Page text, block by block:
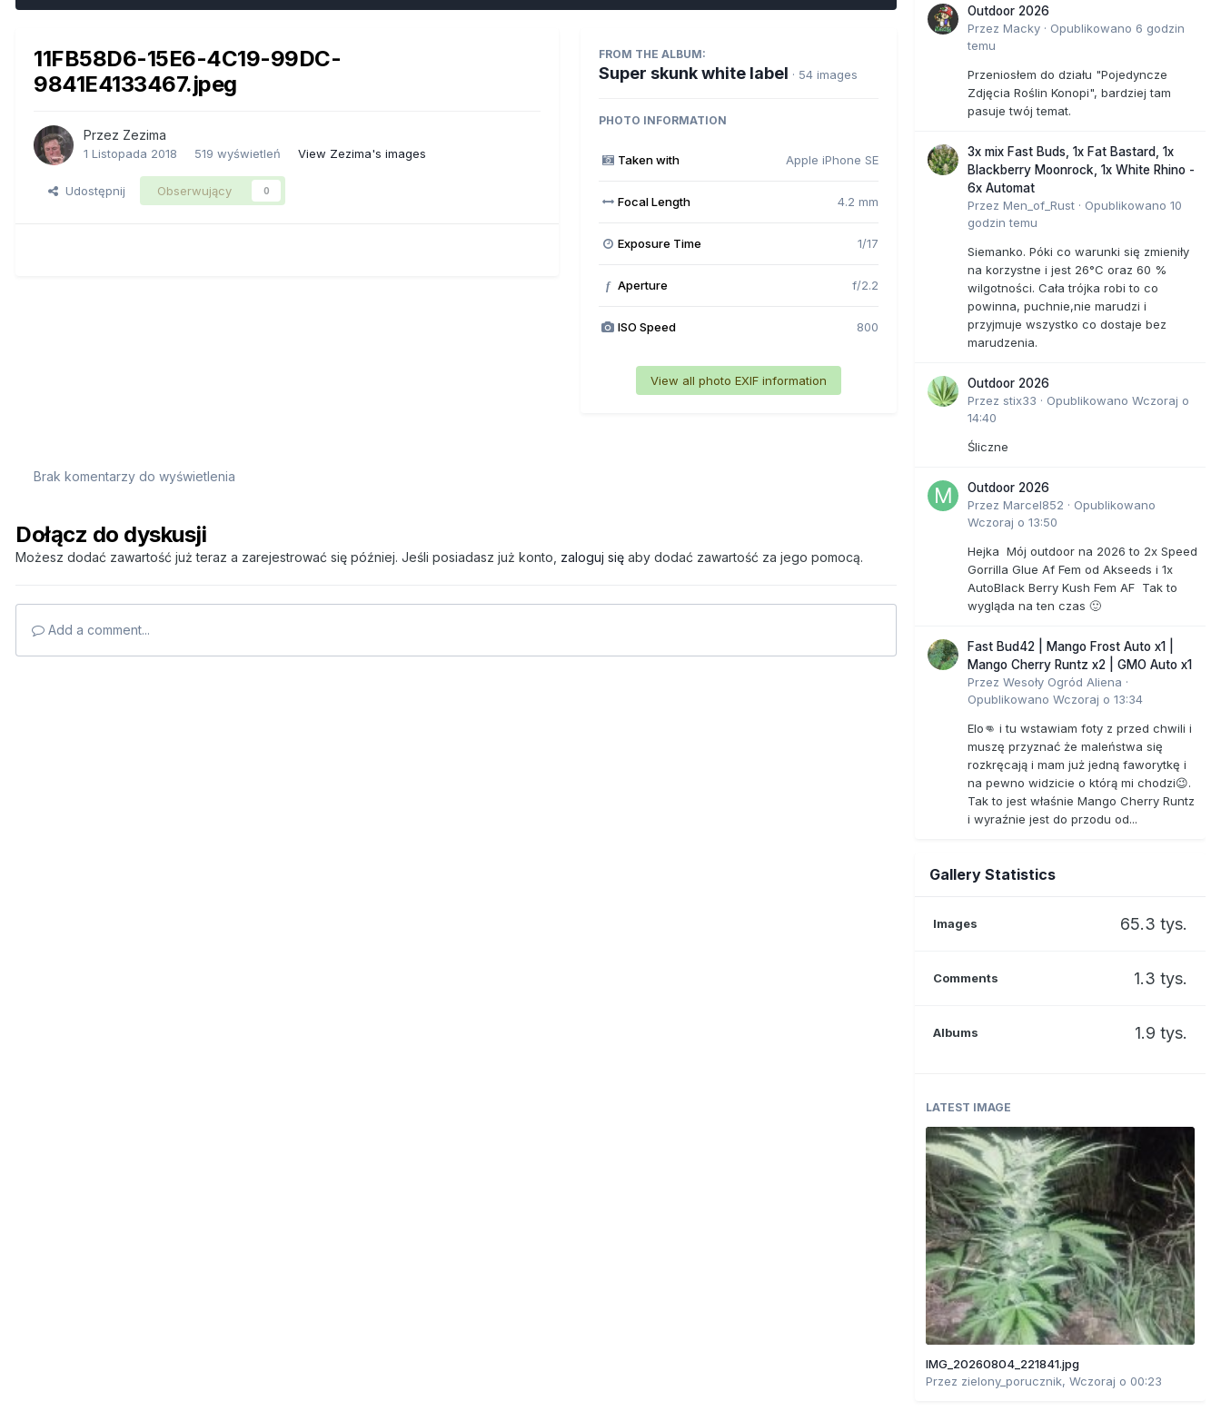
11FB58D6-15E6-4C19-99DC-
9841E4133467.jpeg
Przez Zezima
1 Listopada 2018 519 wyświetleń View Zezima's images
Udostępnij Obserwujący 0
FROM THE ALBUM:
Super skunk white label · 54 images
PHOTO INFORMATION
Taken with Apple iPhone SE
Focal Length 4.2 mm
Exposure Time 1/17
f Aperture f/2.2
ISO Speed 800
View all photo EXIF information
Brak komentarzy do wyświetlenia
Dołącz do dyskusji
Możesz dodać zawartość już teraz a zarejestrować się później. Jeśli posiadasz już konto, zaloguj się aby dodać zawartość za jego pomocą.
Add a comment...
Outdoor 2026
Przez Macky · Opublikowano 6 godzin
temu
Przeniosłem do działu "Pojedyncze
Zdjęcia Roślin Konopi", bardziej tam
pasuje twój temat.
3x mix Fast Buds, 1x Fat Bastard, 1x
Blackberry Moonrock, 1x White Rhino -
6x Automat
Przez Men_of_Rust · Opublikowano 10
godzin temu
Siemanko. Póki co warunki się zmieniły
na korzystne i jest 26°C oraz 60 %
wilgotności. Cała trójka robi to co
powinna, puchnie,nie marudzi i
przyjmuje wszystko co dostaje bez
marudzenia.
Outdoor 2026
Przez stix33 · Opublikowano Wczoraj o
14:40
Śliczne
Outdoor 2026
Przez Marcel852 · Opublikowano
Wczoraj o 13:50
Hejka Mój outdoor na 2026 to 2x Speed
Gorrilla Glue Af Fem od Akseeds i 1x
AutoBlack Berry Kush Fem AF Tak to
wygląda na ten czas 🙂
Fast Bud42 | Mango Frost Auto x1 |
Mango Cherry Runtz x2 | GMO Auto x1
Przez Wesoły Ogród Aliena ·
Opublikowano Wczoraj o 13:34
Elo👊 i tu wstawiam foty z przed chwili i
muszę przyznać że maleństwa się
rozkręcają i mam już jedną faworytkę i
na pewno widzicie o którą mi chodzi😉.
Tak to jest właśnie Mango Cherry Runtz
i wyraźnie jest do przodu od...
Gallery Statistics
Images 65.3 tys.
Comments 1.3 tys.
Albums 1.9 tys.
LATEST IMAGE
IMG_20260804_221841.jpg
Przez zielony_porucznik, Wczoraj o 00:23